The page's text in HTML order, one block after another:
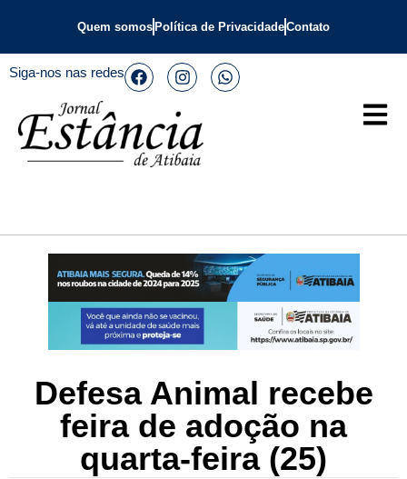
Quem somos Política de PrivacidadeContato
Siga-nos nas redes
Defesa Animal recebe
feira de adoção na
quarta-feira (25)